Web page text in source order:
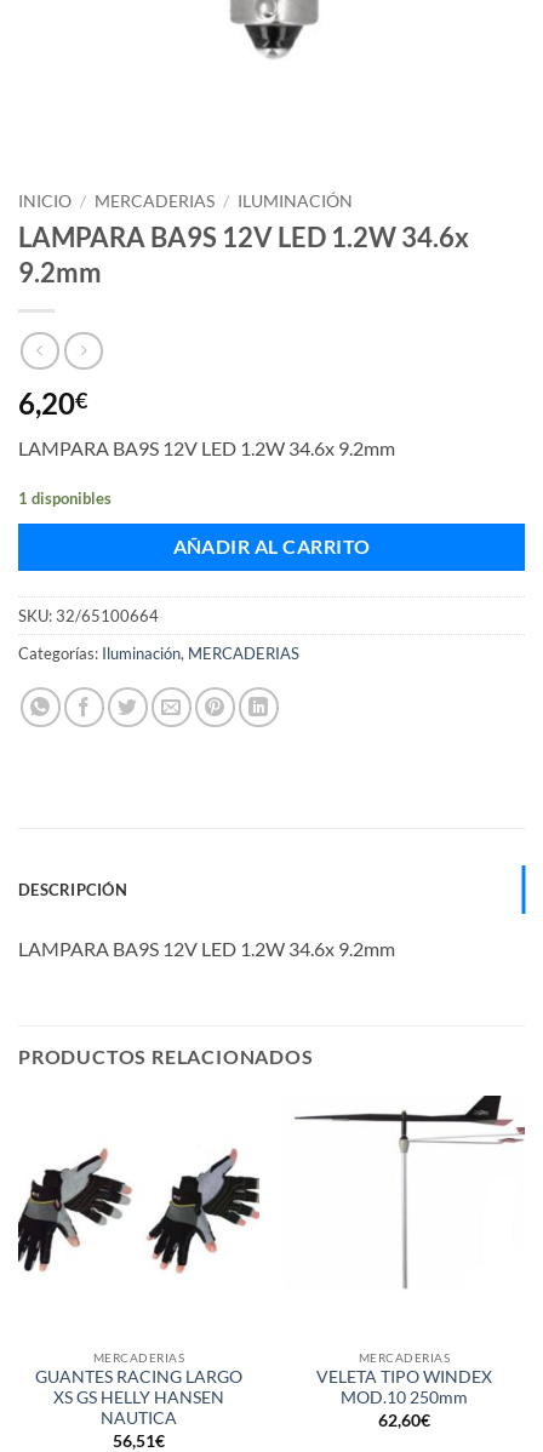
INICIO / MERCADERIAS / ILUMINACIÓN
LAMPARA BA9S 12V LED 1.2W 34.6x
9.2mm
6,20€
LAMPARA BA9S 12V LED 1.2W 34.6x 9.2mm
1 disponibles
AÑADIR AL CARRITO
SKU:32/65100664
Categorías: Iluminación, MERCADERIAS
DESCRIPCIÓN
LAMPARA BA9S 12V LED 1.2W 34.6x 9.2mm
PRODUCTOS RELACIONADOS
MERCADERIAS
GUANTES RACING LARGO
XS GS HELLY HANSEN
NAUTICA
56,51€
MERCADERIAS
VELETA TIPO WINDEX
MOD.10 250mm
62,60€